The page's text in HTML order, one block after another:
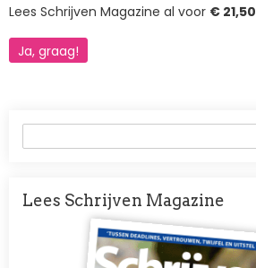
Lees Schrijven Magazine al voor € 21,50
Ja, graag!
Lees Schrijven Magazine
Afbeelding